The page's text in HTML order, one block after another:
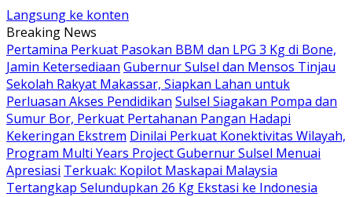
Langsung ke konten
Breaking News
Pertamina Perkuat Pasokan BBM dan LPG 3 Kg di Bone,
Jamin Ketersediaan Gubernur Sulsel dan Mensos Tinjau
Sekolah Rakyat Makassar, Siapkan Lahan untuk
Perluasan Akses Pendidikan Sulsel Siagakan Pompa dan
Sumur Bor, Perkuat Pertahanan Pangan Hadapi
Kekeringan Ekstrem Dinilai Perkuat Konektivitas Wilayah,
Program Multi Years Project Gubernur Sulsel Menuai
Apresiasi Terkuak: Kopilot Maskapai Malaysia
Tertangkap Selundupkan 26 Kg Ekstasi ke Indonesia